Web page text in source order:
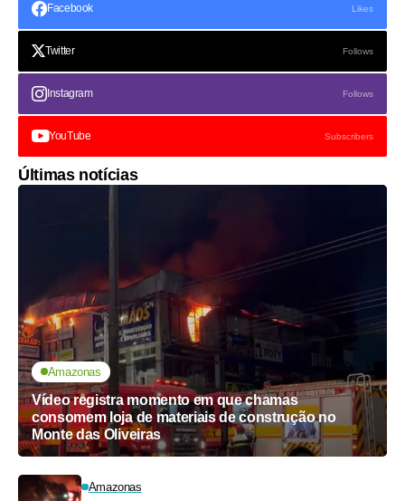
Facebook Likes
Twitter Follows
Instagram Follows
YouTube Subscribers
Últimas notícias
Amazonas
Vídeo registra momento em que chamas
consomem loja de materiais de construção no
Monte das Oliveiras
Amazonas